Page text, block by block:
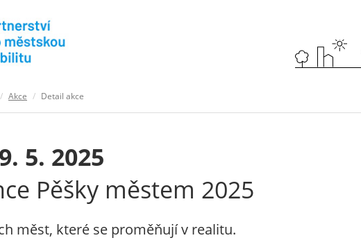
Akce Detail akce
5. 2025
Pěšky městem 2025
měst, které se proměňují v realitu.